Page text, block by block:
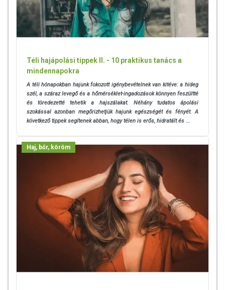
Tárolás: Hűvös, napfénytől védett helyen.
Forgalmazza:Garuda Trade Kft.
hogy naprakészek legyenek. Szeretnénk felhívni azonban a figyelmet,
hogy ennek ellenére a webshopon szereplő adatok (beleértve a
termékfotókat, tápérték-, összetétel-, és allergén információkat is) csak
tájékoztató jellegűek, a tényleges értékek eltérhetnek az élelmiszerek
csomagolásán találják meg.
A termék belső fogyasztásra nem alkalmas. A termék nem gyógyít
betegségeket. A termék nem az orvosi kezelés helyettesítésére
alkalmas. Betegség esetén használatát beszélje meg
kezelőorvosával! Kerülni kell a szembejutást. Az ajánlott napi
alkalmazási mennyiséget ne lépje túl! Ne használja irritált vagy sérült
bőrfelületen! Ne használja a készítményt, ha az összetevők
bármelyikére érzékeny vagy allergiás! Ha kiütés jelentkezik,
függessze fel a használatát! Gyermekektől elzárva tartandó.
Téli hajápolási tippek II. - 10 praktikus tanács a
mindennapokra
A téli hónapokban hajunk fokozott igénybevételnek van kitéve: a hideg
szél, a száraz levegő és a hőmérséklet-ingadozások könnyen feszültté
és töredezetté tehetik a hajszálakat. Néhány tudatos ápolási
szokással azonban megőrizhetjük hajunk egészségét és fényét. A
következő tippek segítenek abban, hogy télen is erős, hidratált és ...
Haj, bőr, köröm